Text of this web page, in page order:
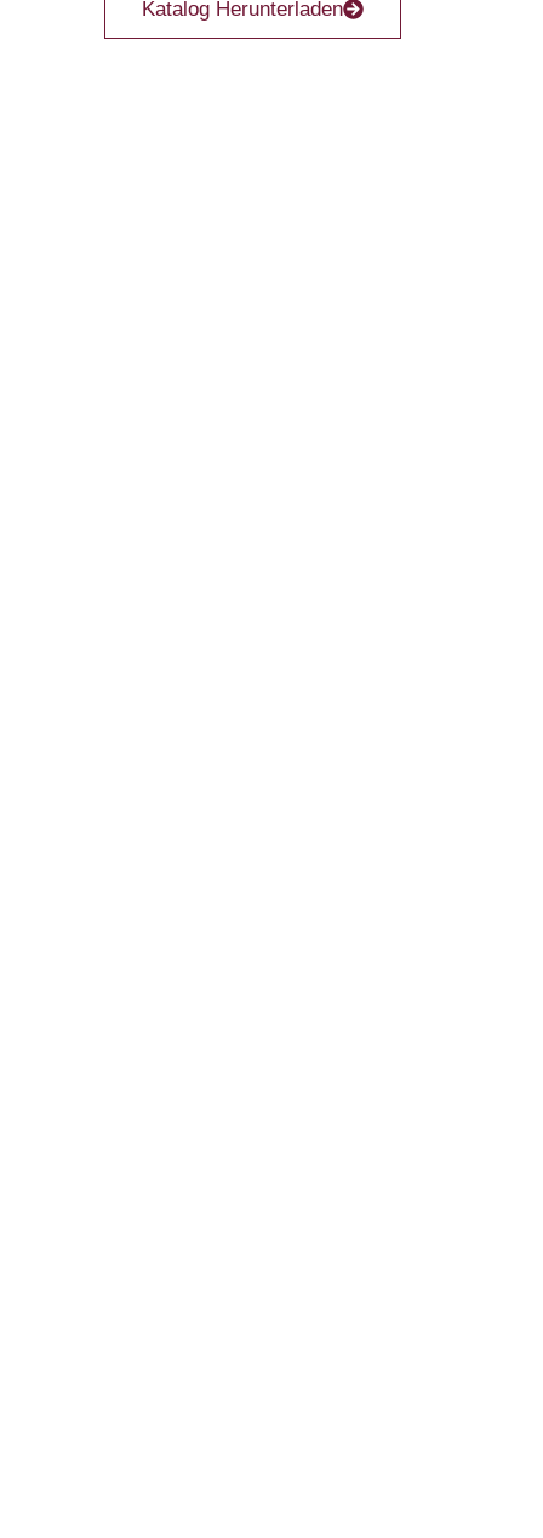
Katalog Herunterladen